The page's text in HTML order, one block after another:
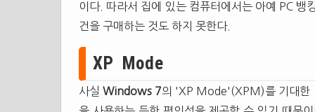
이다. 따라서 집에 있는 컴퓨터에서는 아예 PC
건을 구매하는 것도 하지 못한다.
XP Mode
사실Windows 7의 'XP Mode'(XPM)를 기대한